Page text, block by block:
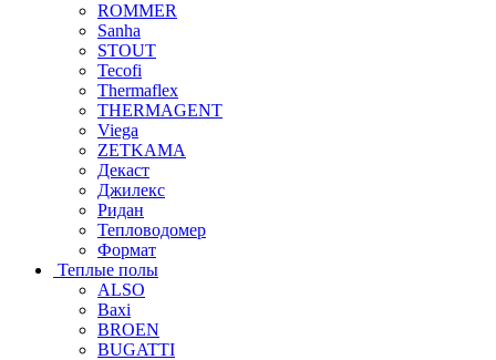
ROMMER
Sanha
STOUT
Tecofi
Thermaflex
THERMAGENT
Viega
ZETKAMA
Декаст
Джилекс
Ридан
Тепловодомер
Формат
Теплые полы
ALSO
Baxi
BROEN
BUGATTI